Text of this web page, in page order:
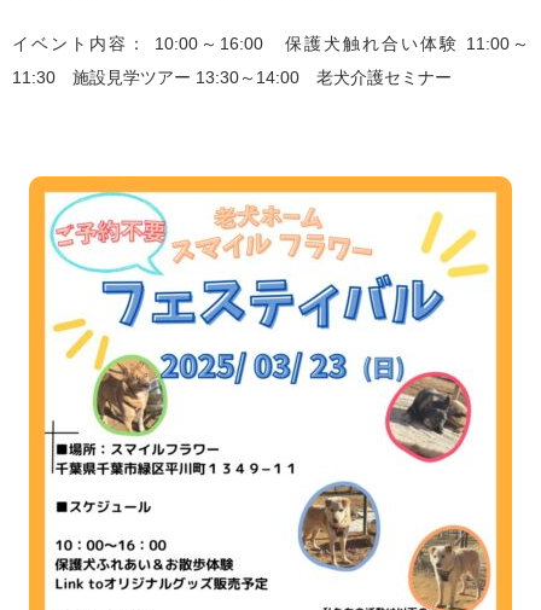
イベント内容： 10:00～16:00 保護犬触れ合い体験 11:00～
11:30 施設見学ツアー 13:30～14:00 老犬介護セミナー